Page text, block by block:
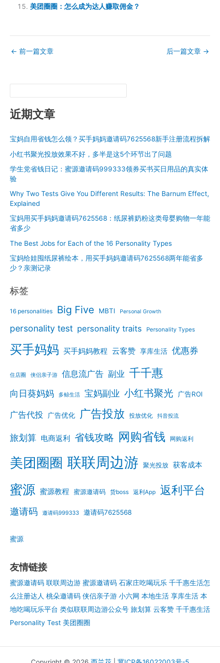
美团圈圈：怎么成为达人赚取佣金？
← 前一篇文章 后一篇文章 →
近期文章
宝妈自用省钱怎么领？买手妈妈邀请码7625568新手注册流程拆解
小红书聚光投放效果不好，多半是这5个环节出了问题
学生党省钱日记：蜜源邀请码999333领券买书买日用品的真实体
验
Why Two Tests Give You Different Results: The Barnum Effect,
Explained
宝妈用买手妈妈邀请码7625568：纸尿裤奶粉这类母婴购物一年能
省多少
The Best Jobs for Each of the 16 Personality Types
宝妈给娃囤纸尿裤绘本，用买手妈妈邀请码7625568两年能省多
少？亲测记录
标签
16 personalities Big Five MBTI Personal Growth
personality test personality traits Personality Types
买手妈妈 买手妈妈教程 云客赞 享库生活 优惠券
住店圈 侠侣亲子游 信息流广告 副业 千千惠
向日葵妈妈 多鲸生活 宝妈副业 小红书聚光 广告ROI
广告代投 广告优化 广告投放 投放优化 抖音投流
旅划算 电商返利 省钱攻略 网购省钱 网购返利
美团圈圈 联联周边游 聚光投放 获客成本
蜜源 蜜源教程 蜜源邀请码 货boss 返利App 返利平台
邀请码 邀请码999333 邀请码7625568
蜜源
友情链接
蜜源邀请码 联联周边游 蜜源邀请码 石家庄吃喝玩乐 千千惠生活怎
么注册达人 桃朵邀请码 侠侣亲子游 小六网 本地生活 享库生活 本
地吃喝玩乐平台 类似联联周边游公众号 旅划算 云客赞 千千惠生活
Personality Test 美团圈圈